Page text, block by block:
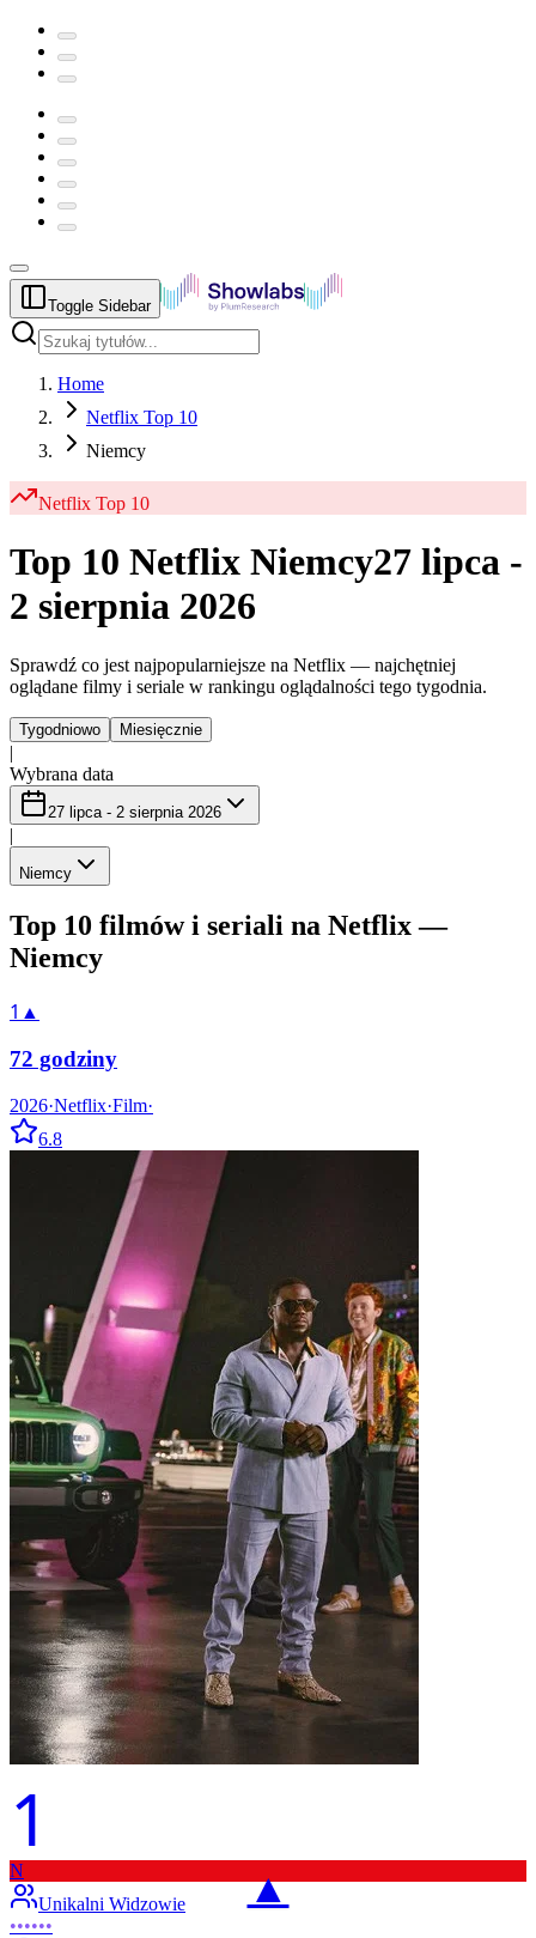
Toggle Sidebar
Home
Netflix Top 10
Niemcy
Netflix Top 10
Top 10 Netflix Niemcy27 lipca -
2 sierpnia 2026
Sprawdź co jest najpopularniejsze na Netflix — najchętniej
oglądane filmy i seriale w rankingu oglądalności tego tygodnia.
Tygodniowo Miesięcznie
|
Wybrana data
27 lipca - 2 sierpnia 2026
|
Niemcy
Top 10 filmów i seriali na Netflix —
Niemcy
1 ▲
72 godziny
2026·Netflix·Film·
6.8
1
▲
N
Unikalni Widzowie
••••••